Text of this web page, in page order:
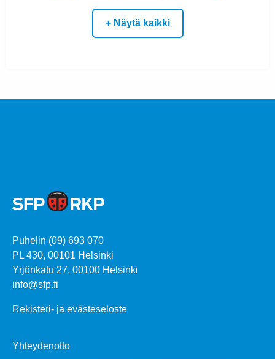
+ Näytä kaikki
Puhelin (09) 693 070
PL 430, 00101 Helsinki
Yrjönkatu 27, 00100 Helsinki
info@sfp.fi
Rekisteri- ja evästeseloste
Yhteydenotto